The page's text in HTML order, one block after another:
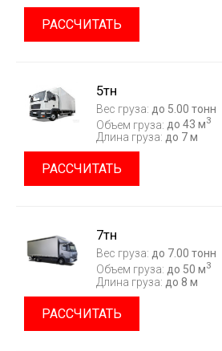
РАССЧИТАТЬ
5тн
Вес груза: до 5.00 тонн
Объем груза: до 43 м3
Длина груза: до 7 м
РАССЧИТАТЬ
7тн
Вес груза: до 7.00 тонн
Объем груза: до 50 м3
Длина груза: до 8 м
РАССЧИТАТЬ